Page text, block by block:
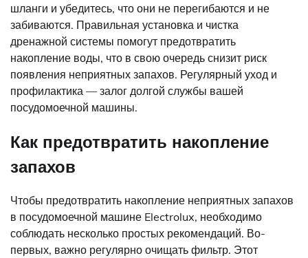
шланги и убедитесь, что они не перегибаются и не
забиваются. Правильная установка и чистка
дренажной системы помогут предотвратить
накопление воды, что в свою очередь снизит риск
появления неприятных запахов. Регулярный уход и
профилактика — залог долгой службы вашей
посудомоечной машины.
Как предотвратить накопление
запахов
Чтобы предотвратить накопление неприятных запахов
в посудомоечной машине Electrolux, необходимо
соблюдать несколько простых рекомендаций. Во-
первых, важно регулярно очищать фильтр. Этот